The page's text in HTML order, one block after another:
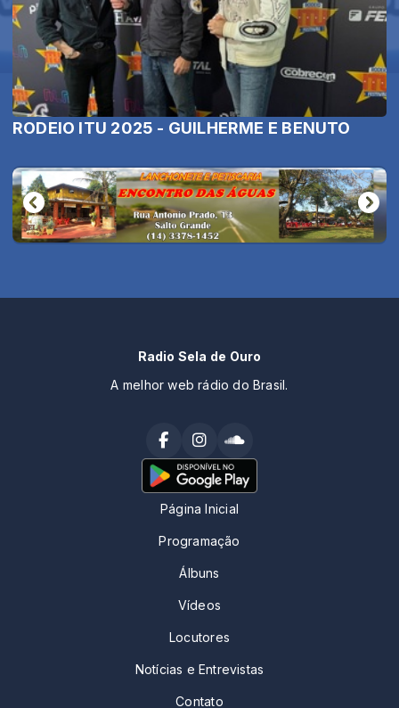
RODEIO ITU 2025 - GUILHERME E BENUTO
Radio Sela de Ouro
A melhor web rádio do Brasil.
Página Inicial
Programação
Álbuns
Vídeos
Locutores
Notícias e Entrevistas
Contato